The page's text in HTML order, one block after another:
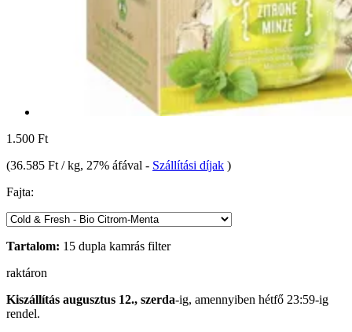
1.500 Ft
(36.585 Ft / kg, 27% áfával - Szállítási díjak )
Fajta:
Tartalom: 15 dupla kamrás filter
raktáron
Kiszállítás augusztus 12., szerda-ig, amennyiben hétfő 23:59-ig
rendel.